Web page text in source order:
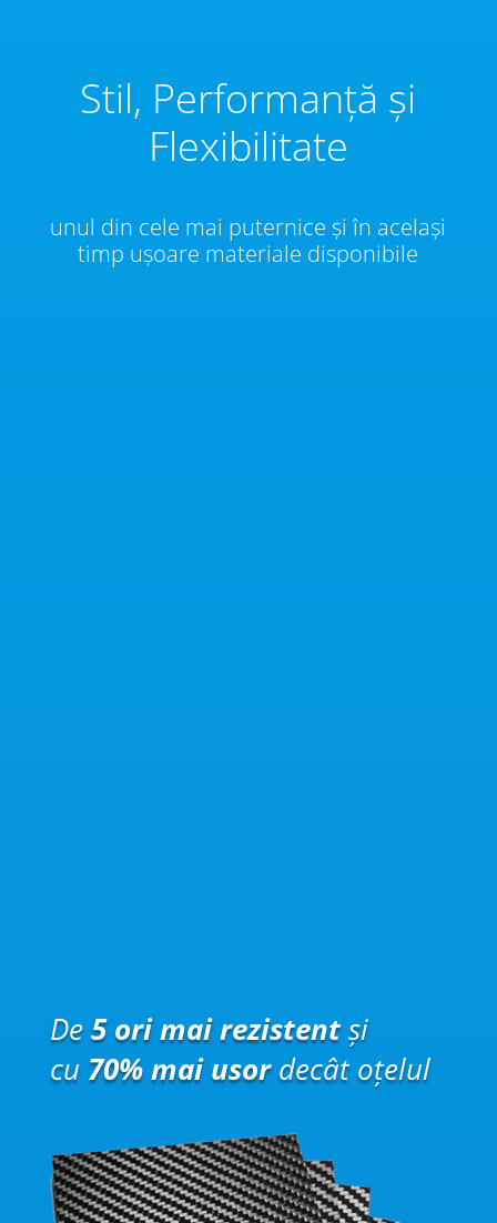
Stil, Performanță și
Flexibilitate
unul din cele mai puternice și în același
timp ușoare materiale disponibile
De5 ori mai rezistentși
cu 70% mai usordecât oțelul